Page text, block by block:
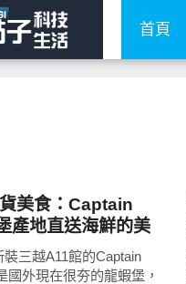
首頁
美食：Captain
產地直送海鮮的美
啊
三越A11館的Captain
國外現在很夯的龍蝦堡，